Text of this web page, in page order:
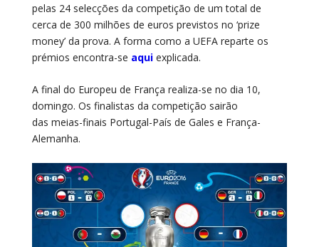
pelas 24 selecções da competição de um total de
cerca de 300 milhões de euros previstos no ‘prize
money’ da prova. A forma como a UEFA reparte os
prémios encontra-se aquiexplicada.
A final do Europeu de França realiza-se no dia 10,
domingo. Os finalistas da competição sairão
das meias-finais Portugal-País de Gales e França-
Alemanha.